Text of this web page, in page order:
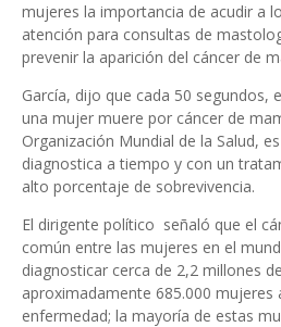
mujeres la importancia de acudir a
atención para consultas de
prevenir la aparición del cáncer de
García, dijo que cada 50 segundos,
una mujer muere por cáncer de
Organización Mundial de la Salud,
diagnostica a tiempo y con un
alto porcentaje de sobrevivencia.
El dirigente político señaló que el
común entre las mujeres en el
diagnosticar cerca de 2,2 millones
aproximadamente 685.000 mujeres
enfermedad; la mayoría de estas